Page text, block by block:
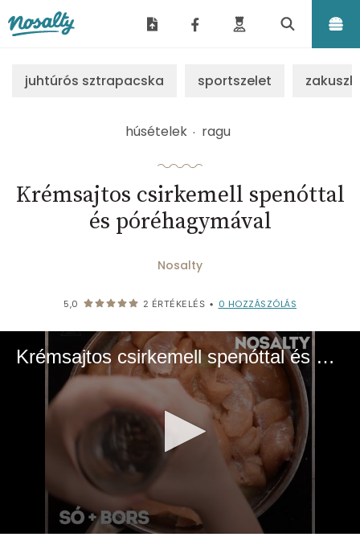
juhtúrós sztrapacska sportszelet
húsételek ragu
Krémsajtos csirkemell spenóttal
és póréhagymával
Nosalty
5,0 2 ÉRTÉKELÉS • 0 HOZZÁSZÓLÁS
Krémsajtos csirkemell spenóttal és póréhagymával | Nosalty